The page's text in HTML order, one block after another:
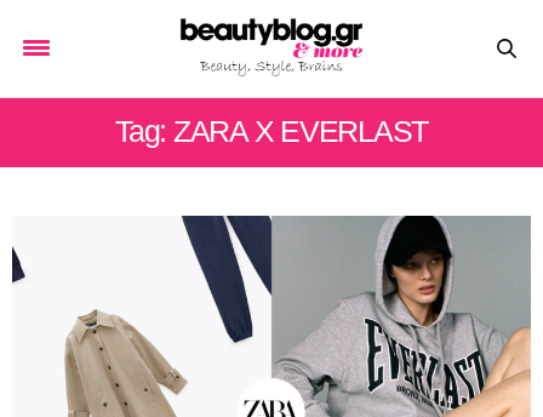
Tag: ZARA X EVERLAST